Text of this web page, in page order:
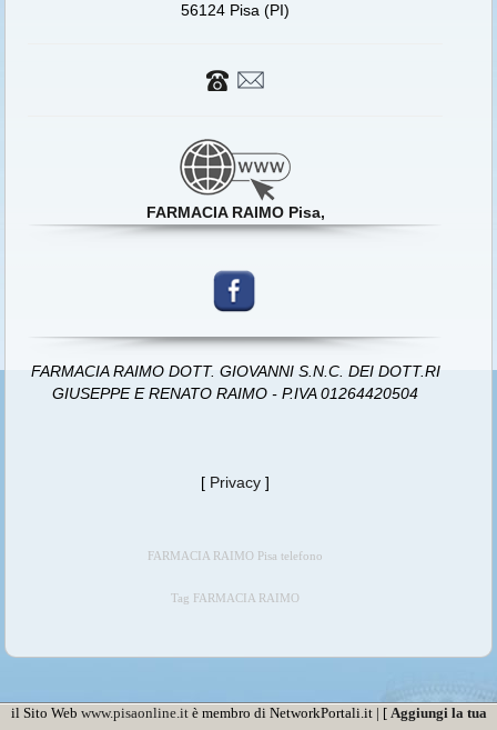
56124 Pisa (PI)
FARMACIA RAIMO Pisa,
FARMACIA RAIMO DOTT. GIOVANNI S.N.C. DEI DOTT.RI
GIUSEPPE E RENATO RAIMO - P.IVA 01264420504
[ Privacy ]
FARMACIA RAIMO Pisa telefono
Tag FARMACIA RAIMO
il Sito Web www.pisaonline.itè membro di NetworkPortali.it | [ Aggiungi la tua